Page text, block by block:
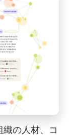
の人材、コ